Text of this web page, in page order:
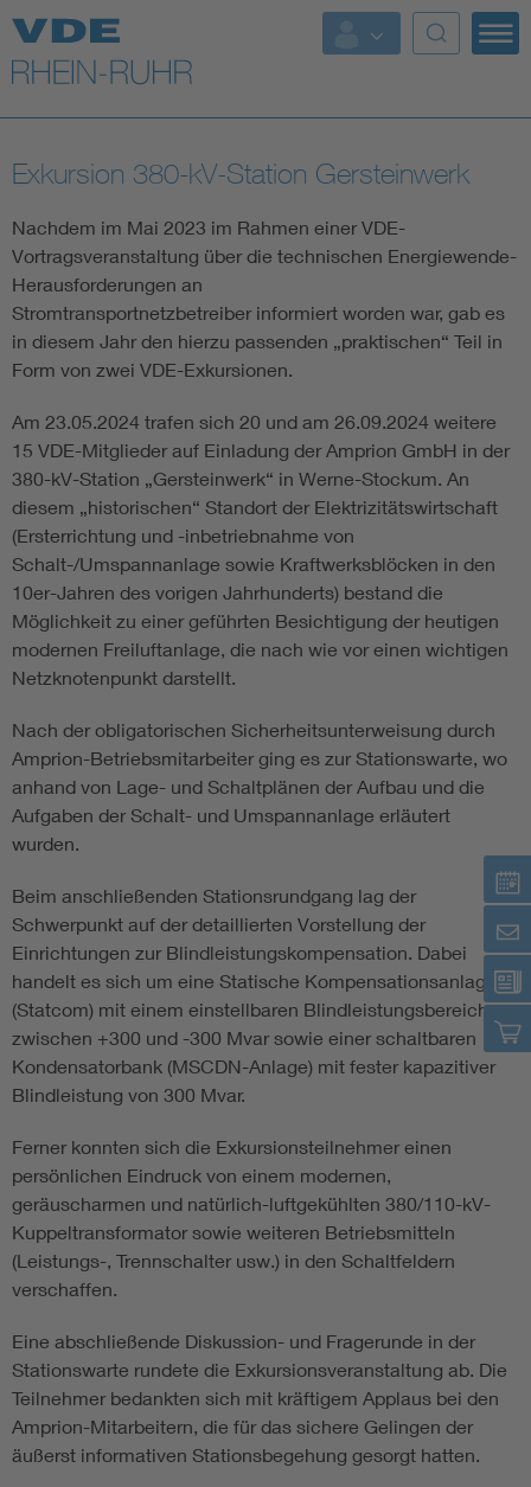
Top Themen
Fokusthemen
Energy
AI & Digital Trust
Health
Standards
Weitere Themen
Assisted Living
Electromobility
Energy storage
Functional safety
Exkursion 380-kV-Station Gersteinwerk
Nachdem im Mai 2023 im Rahmen einer VDE-
Vortragsveranstaltung über die technischen Energiewende-
Herausforderungen an
Stromtransportnetzbetreiber informiert worden war, gab es
in diesem Jahr den hierzu passenden „praktischen“ Teil in
Form von zwei VDE-Exkursionen.
Am 23.05.2024 trafen sich 20 und am 26.09.2024 weitere
15 VDE-Mitglieder auf Einladung der Amprion GmbH in der
380-kV-Station „Gersteinwerk“ in Werne-Stockum. An
diesem „historischen“ Standort der Elektrizitätswirtschaft
(Ersterrichtung und -inbetriebnahme von
Schalt-/Umspannanlage sowie Kraftwerksblöcken in den
10er-Jahren des vorigen Jahrhunderts) bestand die
Möglichkeit zu einer geführten Besichtigung der heutigen
modernen Freiluftanlage, die nach wie vor einen wichtigen
Netzknotenpunkt darstellt.
Nach der obligatorischen Sicherheitsunterweisung durch
Amprion-Betriebsmitarbeiter ging es zur Stationswarte, wo
anhand von Lage- und Schaltplänen der Aufbau und die
Aufgaben der Schalt- und Umspannanlage erläutert
wurden.
Beim anschließenden Stationsrundgang lag der
Schwerpunkt auf der detaillierten Vorstellung der
Einrichtungen zur Blindleistungskompensation. Dabei
handelt es sich um eine Statische Kompensationsanlage
(Statcom) mit einem einstellbaren Blindleistungsbereich
zwischen +300 und -300 Mvar sowie einer schaltbaren
Kondensatorbank (MSCDN-Anlage) mit fester kapazitiver
Blindleistung von 300 Mvar.
Ferner konnten sich die Exkursionsteilnehmer einen
persönlichen Eindruck von einem modernen,
geräuscharmen und natürlich-luftgekühlten 380/110-kV-
Kuppeltransformator sowie weiteren Betriebsmitteln
(Leistungs-, Trennschalter usw.) in den Schaltfeldern
verschaffen.
Eine abschließende Diskussion- und Fragerunde in der
Stationswarte rundete die Exkursionsveranstaltung ab. Die
Teilnehmer bedankten sich mit kräftigem Applaus bei den
Amprion-Mitarbeitern, die für das sichere Gelingen der
äußerst informativen Stationsbegehung gesorgt hatten.